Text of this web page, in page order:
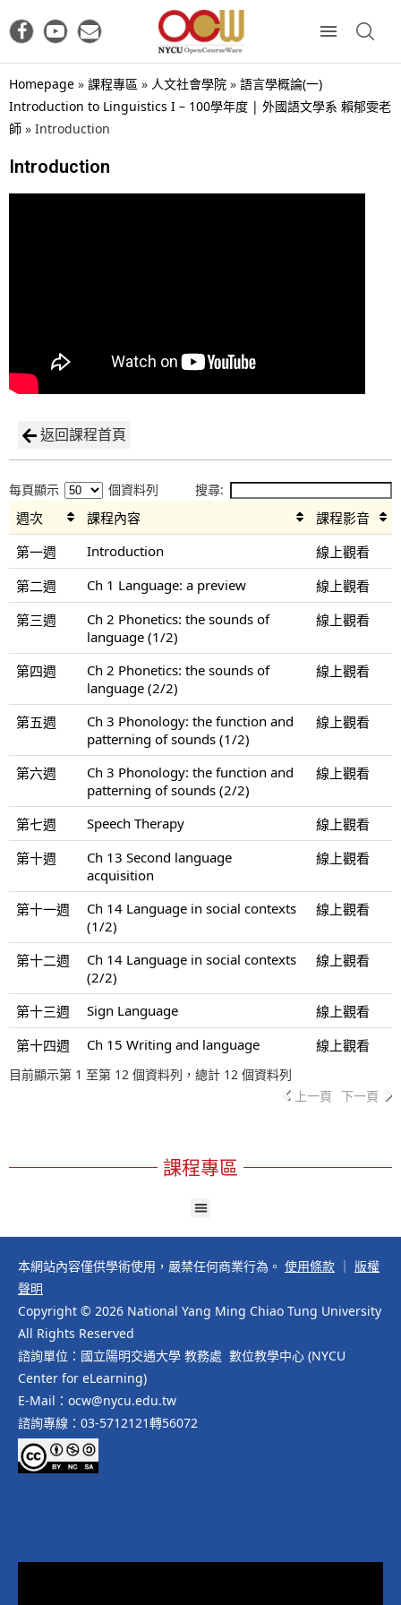
Homepage » 課程專區 » 人文社會學院 » 語言學概論(一)
Introduction to Linguistics I – 100學年度 | 外國語文學系 賴郁雯老
師 » Introduction
Introduction
返回課程首頁
每頁顯示 個資料列 搜尋:
週次 課程內容
課程影音
第一週
Introduction
線上觀看
第二週
Ch 1 Language: a preview
線上觀看
第三週
Ch 2 Phonetics: the sounds of
language (1/2)
線上觀看
第四週
Ch 2 Phonetics: the sounds of
language (2/2)
線上觀看
第五週
Ch 3 Phonology: the function and
patterning of sounds (1/2)
線上觀看
第六週
Ch 3 Phonology: the function and
patterning of sounds (2/2)
線上觀看
第七週 Speech Therapy
線上觀看
第十週
Ch 13 Second language
acquisition
線上觀看
第十一週
Ch 14 Language in social contexts
(1/2)
線上觀看
第十二週
Ch 14 Language in social contexts
(2/2)
線上觀看
第十三週 Sign Language
線上觀看
第十四週
Ch 15 Writing and language 線上觀看
目前顯示第 1 至第 12 個資料列，總計 12 個資料列
上一頁 下一頁
課程專區
本網站內容僅供學術使用，嚴禁任何商業行為。 使用條款
版權
聲明
Copyright © 2026 National Yang Ming Chiao Tung University
All Rights Reserved
諮詢單位：國立陽明交通大學 教務處 數位教學中心 (NYCU
Center for eLearning)
E-Mail：ocw@nycu.edu.tw
諮詢專線：03-5712121轉56072